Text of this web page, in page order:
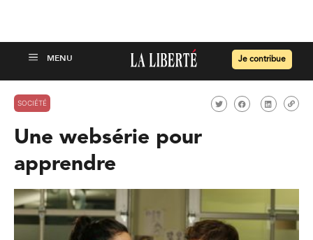
Je contribue
SOCIÉTÉ
Une websérie pour
apprendre